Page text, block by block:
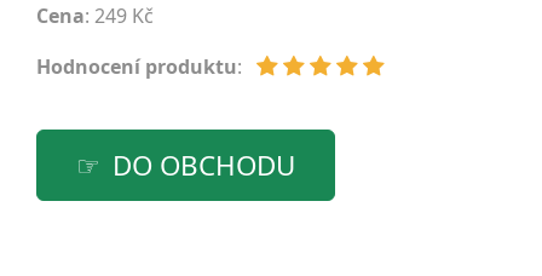
Cena: 249 Kč
Hodnocení produktu:
DO OBCHODU